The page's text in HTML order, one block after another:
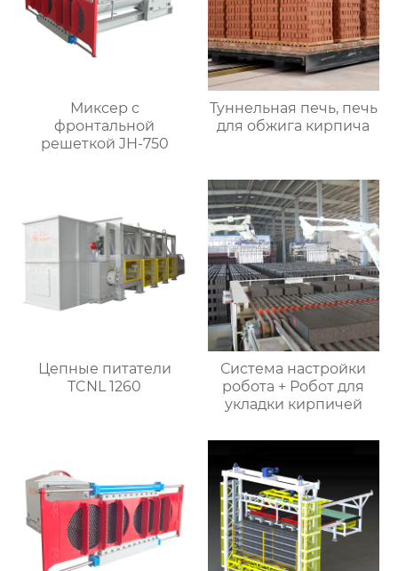
Миксер с
фронтальной
решеткой JH-750
Туннельная печь, печь
для обжига кирпича
Цепные питатели
TCNL 1260
Система настройки
робота + Робот для
укладки кирпичей